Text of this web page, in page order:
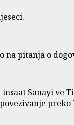
na pitanja o
Sanayi ve